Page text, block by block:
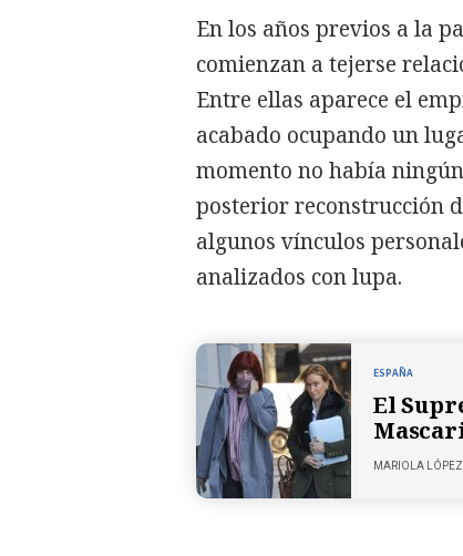
En los años previos a la
comienzan a tejerse
Entre ellas aparece el
acabado ocupando un
momento no había ningún
posterior reconstrucción
algunos vínculos
analizados con lupa.
ESPAÑA
El
MARIOLA LÓPEZ